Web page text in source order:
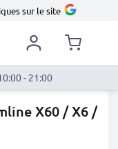
sur le site
- 21:00
X60 / X6 /